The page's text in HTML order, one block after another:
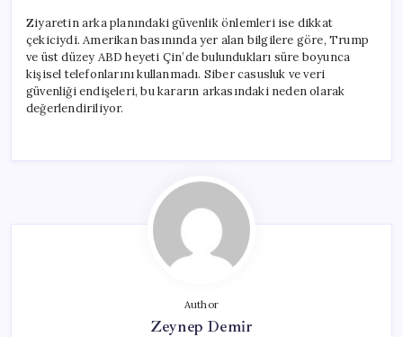
Ziyaretin arka planındaki güvenlik önlemleri ise dikkat
çekiciydi. Amerikan basınında yer alan bilgilere göre, Trump
ve üst düzey ABD heyeti Çin’de bulundukları süre boyunca
kişisel telefonlarını kullanmadı. Siber casusluk ve veri
güvenliği endişeleri, bu kararın arkasındaki neden olarak
değerlendiriliyor.
Author
Zeynep Demir